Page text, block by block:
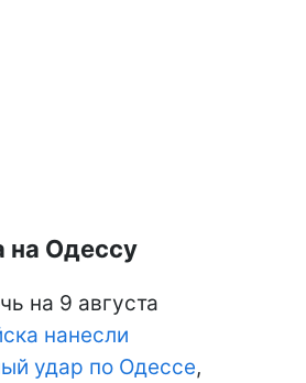
на Одессу
на 9 августа
нанесли
удар по Одессе,